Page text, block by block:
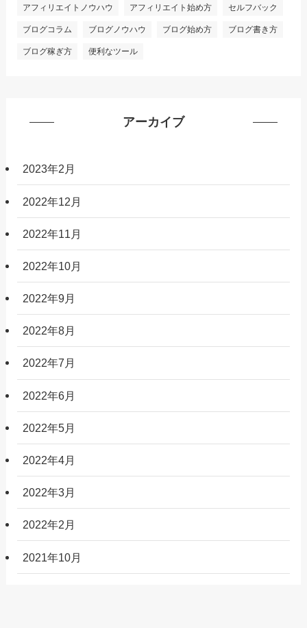
アフィリエイトノウハウ アフィリエイト始め方 セルフバック
ブログコラム ブログノウハウ ブログ始め方 ブログ書き方
ブログ稼ぎ方 便利なツール
アーカイブ
2023年2月
2022年12月
2022年11月
2022年10月
2022年9月
2022年8月
2022年7月
2022年6月
2022年5月
2022年4月
2022年3月
2022年2月
2021年10月